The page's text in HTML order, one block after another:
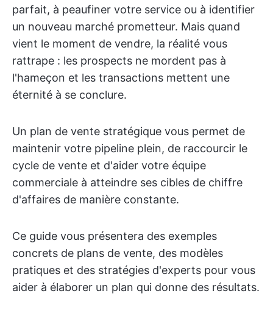
parfait, à peaufiner votre service ou à identifier
un nouveau marché prometteur. Mais quand
vient le moment de vendre, la réalité vous
rattrape : les prospects ne mordent pas à
l'hameçon et les transactions mettent une
éternité à se conclure.
Un plan de vente stratégique vous permet de
maintenir votre pipeline plein, de raccourcir le
cycle de vente et d'aider votre équipe
commerciale à atteindre ses cibles de chiffre
d'affaires de manière constante.
Ce guide vous présentera des exemples
concrets de plans de vente, des modèles
pratiques et des stratégies d'experts pour vous
aider à élaborer un plan qui donne des résultats.